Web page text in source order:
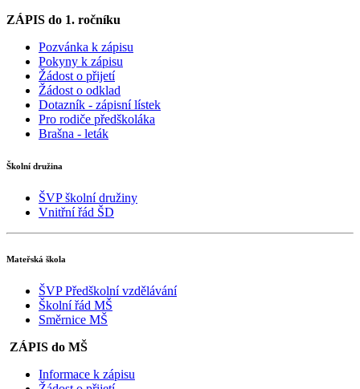
ZÁPIS do 1. ročníku
Pozvánka k zápisu
Pokyny k zápisu
Žádost o přijetí
Žádost o odklad
Dotazník - zápisní lístek
Pro rodiče předškoláka
Brašna - leták
Školní družina
ŠVP školní družiny
Vnitřní řád ŠD
Mateřská škola
ŠVP Předškolní vzdělávání
Školní řád MŠ
Směrnice MŠ
ZÁPIS do MŠ
Informace k zápisu